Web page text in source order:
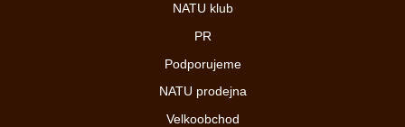
NATU klub
PR
Podporujeme
NATU prodejna
Velkoobchod